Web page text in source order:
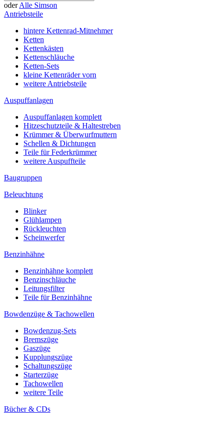
oder Alle Simson
Antriebsteile
hintere Kettenrad-Mitnehmer
Ketten
Kettenkästen
Kettenschläuche
Ketten-Sets
kleine Kettenräder vorn
weitere Antriebsteile
Auspuffanlagen
Auspuffanlagen komplett
Hitzeschutzteile & Haltestreben
Krümmer & Überwurfmuttern
Schellen & Dichtungen
Teile für Federkrümmer
weitere Auspuffteile
Baugruppen
Beleuchtung
Blinker
Glühlampen
Rückleuchten
Scheinwerfer
Benzinhähne
Benzinhähne komplett
Benzinschläuche
Leitungsfilter
Teile für Benzinhähne
Bowdenzüge & Tachowellen
Bowdenzug-Sets
Bremszüge
Gaszüge
Kupplungszüge
Schaltungszüge
Starterzüge
Tachowellen
weitere Teile
Bücher & CDs